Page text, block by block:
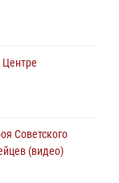
по самбо и
«Радио Москвы»
Центре
Советского
(видео)